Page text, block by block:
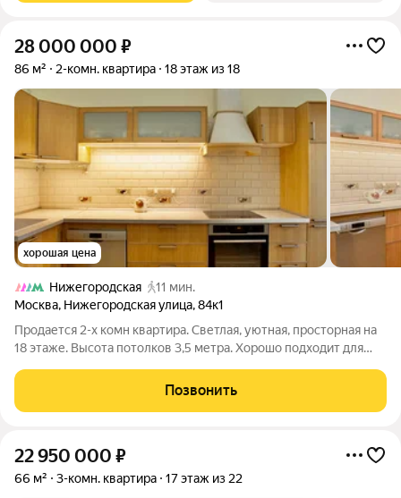
28 000 000 ₽
86 м² 2-комн. квартира 18 этаж из 18
хорошая цена
Нижегородская
11 мин.
Москва, Нижегородская улица,84к1
Продается 2-х комн квартира. Светлая, уютная, просторная на
18 этаже. Высота потолков 3,5 метра. Хорошо подходит для
увеличивается пространство. Документы полностью готовы к
сделке. Возможна
Позвонить
22 950 000 ₽
66 м² 3-комн. квартира 17 этаж из 22